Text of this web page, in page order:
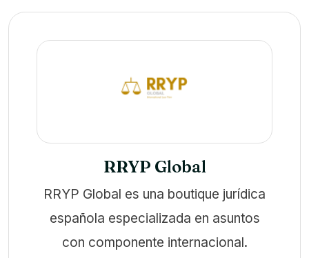
RRYP Global
RRYP Global es una boutique jurídica
española especializada en asuntos
con componente internacional.